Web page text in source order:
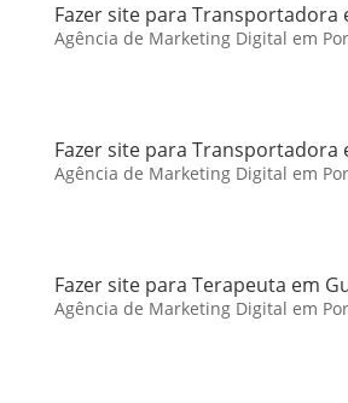
Fazer site para Transportadora
Agência de Marketing Digital em
Fazer site para Transportadora
Agência de Marketing Digital em
Fazer site para Terapeuta em
Agência de Marketing Digital em